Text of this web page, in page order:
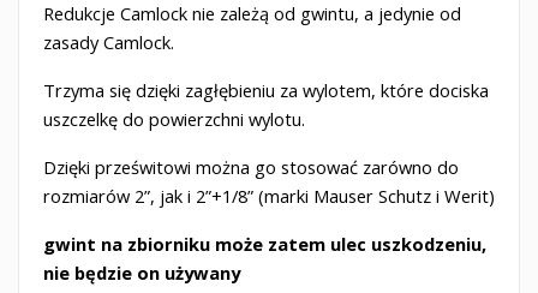
Redukcje Camlock nie zależą od gwintu, a jedynie od
zasady Camlock.
Trzyma się dzięki zagłębieniu za wylotem, które dociska
uszczelkę do powierzchni wylotu.
Dzięki prześwitowi można go stosować zarówno do
rozmiarów 2”, jak i 2”+1/8” (marki Mauser Schutz i Werit)
gwint na zbiorniku może zatem ulec uszkodzeniu,
nie będzie on używany